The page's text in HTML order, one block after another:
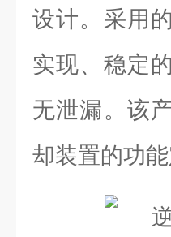
设计。采用
实现、稳定
无泄漏。该
却装置的功